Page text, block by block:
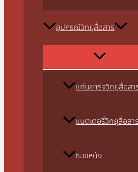
อุปกรณ์วิทยุสื่อสาร
แท่นชาร์จวิทยุสื่อสา
แบตเตอรี่วิทยุสื่อสา
ซองหนัง